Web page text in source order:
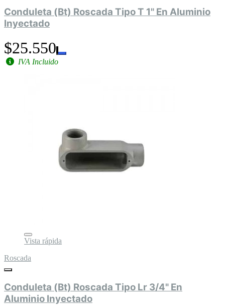
Conduleta (Bt) Roscada Tipo T 1" En Aluminio
Inyectado
$25.550
IVA Incluido
Vista rápida
Roscada
Conduleta (Bt) Roscada Tipo Lr 3/4" En
Aluminio Inyectado